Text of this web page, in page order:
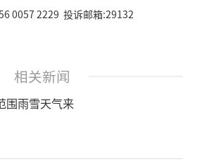
0057 2229 投诉邮箱:29132
相关新闻
围雨雪天气来